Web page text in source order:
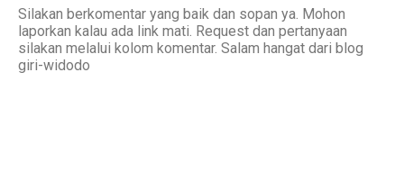
Silakan berkomentar yang baik dan sopan ya. Mohon
laporkan kalau ada link mati. Request dan pertanyaan
silakan melalui kolom komentar. Salam hangat dari blog
giri-widodo